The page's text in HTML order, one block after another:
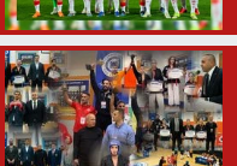
Ragbi
Satranç
Su Topu